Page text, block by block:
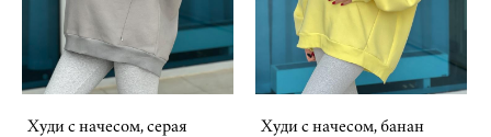
Худи с начесом, серая Худи с начесом, банан